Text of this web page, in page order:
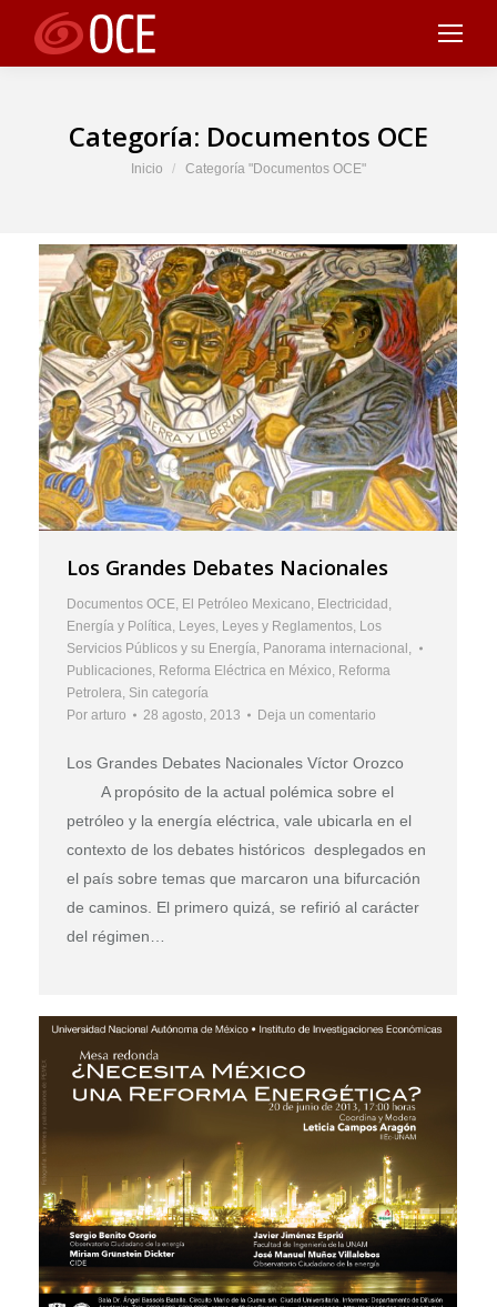
Categoría: Documentos OCE
Estás aquí:
Inicio Categoría "Documentos OCE"
Los Grandes Debates Nacionales
Documentos OCE El Petróleo Mexicano Electricidad
Energía y Política Leyes Leyes y Reglamentos Los
Servicios Públicos y su Energía Panorama internacional
Publicaciones Reforma Eléctrica en México Reforma
Petrolera Sin categoría
Por arturo 28 agosto, 2013 Deja un comentario
Los Grandes Debates Nacionales Víctor Orozco
A propósito de la actual polémica sobre el
petróleo y la energía eléctrica, vale ubicarla en el
contexto de los debates históricos desplegados en
el país sobre temas que marcaron una bifurcación
de caminos. El primero quizá, se refirió al carácter
del régimen…